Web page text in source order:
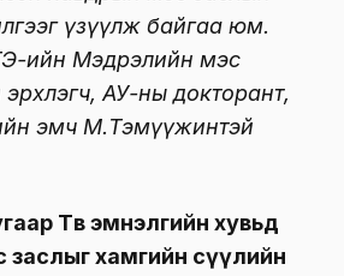
үзүүлж байгаа юм.
ийн Мэдрэлийн мэс
АУ-ны докторант,
эмч М.Тэмүүжинтэй
Төв эмнэлгийн хувьд
хамгийн сүүлийн